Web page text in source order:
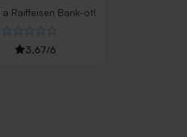
a Raiffeisen Bank-ot!
3,67/6